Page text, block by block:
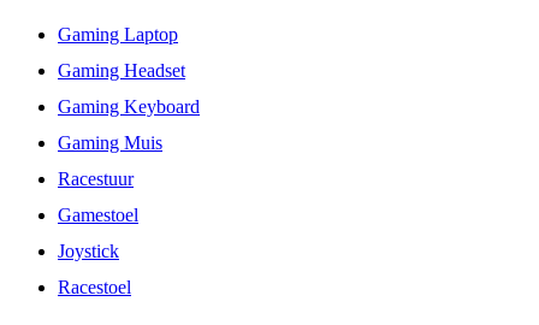
Gaming Laptop
Gaming Headset
Gaming Keyboard
Gaming Muis
Racestuur
Gamestoel
Joystick
Racestoel